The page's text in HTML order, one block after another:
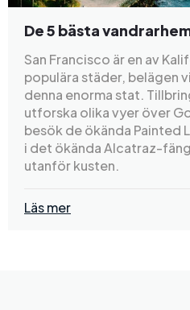
De 5 bästa
San Francisco är en av
populära städer, belägen
denna enorma stat.
utforska olika vyer över
besök de ökända Painted
i det ökända Alcatraz-
utanför kusten.
Läs mer